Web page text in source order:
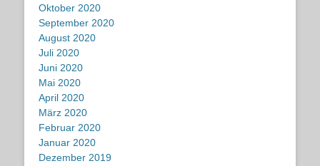
Oktober 2020
September 2020
August 2020
Juli 2020
Juni 2020
Mai 2020
April 2020
März 2020
Februar 2020
Januar 2020
Dezember 2019